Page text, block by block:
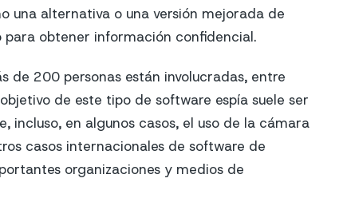
una alternativa o una versión mejorada de
obtener información confidencial.
de 200 personas están involucradas, entre
de este tipo de software espía suele ser
incluso, en algunos casos, el uso de la cámara
casos internacionales de software de
organizaciones y medios de